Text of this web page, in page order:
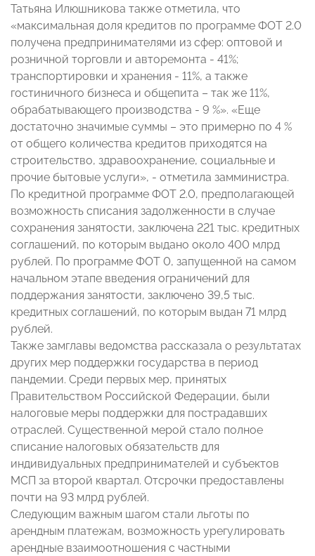
Татьяна Илюшникова также отметила, что
«максимальная доля кредитов по программе ФОТ 2.0
получена предпринимателями из сфер: оптовой и
розничной торговли и авторемонта - 41%;
транспортировки и хранения - 11%, а также
гостиничного бизнеса и общепита – так же 11%,
обрабатывающего производства - 9 %». «Еще
достаточно значимые суммы – это примерно по 4 %
от общего количества кредитов приходятся на
строительство, здравоохранение, социальные и
прочие бытовые услуги», - отметила замминистра.
По кредитной программе ФОТ 2.0, предполагающей
возможность списания задолженности в случае
сохранения занятости, заключена 221 тыс. кредитных
соглашений, по которым выдано около 400 млрд
рублей. По программе ФОТ 0, запущенной на самом
начальном этапе введения ограничений для
поддержания занятости, заключено 39,5 тыс.
кредитных соглашений, по которым выдан 71 млрд
рублей.
Также замглавы ведомства рассказала о результатах
других мер поддержки государства в период
пандемии. Среди первых мер, принятых
Правительством Российской Федерации, были
налоговые меры поддержки для пострадавших
отраслей. Существенной мерой стало полное
списание налоговых обязательств для
индивидуальных предпринимателей и субъектов
МСП за второй квартал. Отсрочки предоставлены
почти на 93 млрд рублей.
Следующим важным шагом стали льготы по
арендным платежам, возможность урегулировать
арендные взаимоотношения с частными